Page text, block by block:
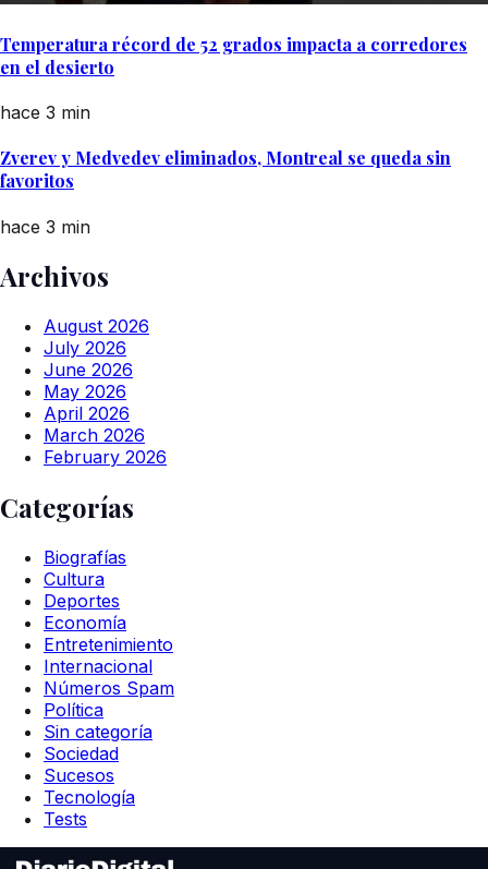
Temperatura récord de 52 grados impacta a corredores
en el desierto
hace 3 min
Zverev y Medvedev eliminados, Montreal se queda sin
favoritos
hace 3 min
Archivos
August 2026
July 2026
June 2026
May 2026
April 2026
March 2026
February 2026
Categorías
Biografías
Cultura
Deportes
Economía
Entretenimiento
Internacional
Números Spam
Política
Sin categoría
Sociedad
Sucesos
Tecnología
Tests